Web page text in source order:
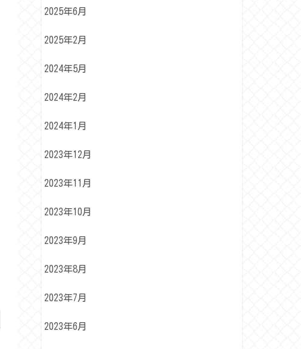
2025年6月
2025年2月
2024年5月
2024年2月
2024年1月
2023年12月
2023年11月
2023年10月
2023年9月
2023年8月
2023年7月
2023年6月